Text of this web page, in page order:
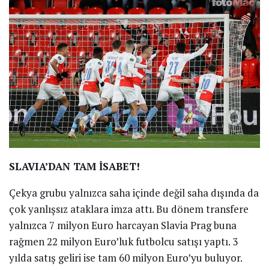
SLAVIA’DAN TAM İSABET!
Çekya grubu yalnızca saha içinde değil saha dışında da
çok yanlışsız ataklara imza attı. Bu dönem transfere
yalnızca 7 milyon Euro harcayan Slavia Prag buna
rağmen 22 milyon Euro’luk futbolcu satışı yaptı. 3
yılda satış geliri ise tam 60 milyon Euro’yu buluyor.